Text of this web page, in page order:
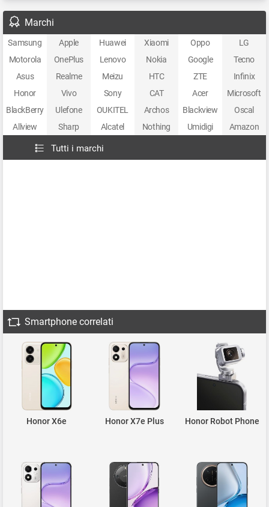
Marchi
Samsung Apple Huawei Xiaomi Oppo
LG
Motorola
OnePlus Lenovo Nokia Google
Tecno
Asus
Realme Meizu HTC ZTE
Infinix
Honor
Vivo Sony CAT Acer
Microsoft
BlackBerry
Ulefone OUKITEL Archos Blackview
Oscal
Allview
Sharp Alcatel Nothing Umidigi Amazon
Tutti i marchi
Smartphone correlati
Honor X6e Honor X7e Plus Honor Robot Phone